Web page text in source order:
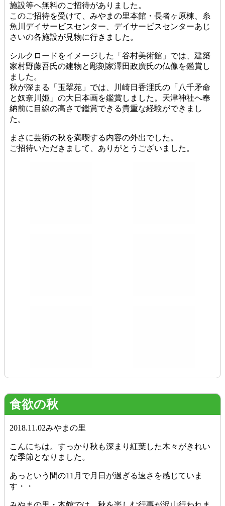
施設等へ無料のご招待がありました。
このご招待を受けて、みやまの里本館・長者ヶ原棟、糸
魚川デイサービスセンター、デイサービスセンターあじ
さいの各施設が見物に行きました。
シルクロードをイメージした「谷村美術館」では、建築
家村野藤吾氏の建物と彫刻家澤田政廣氏の仏像を鑑賞し
ました。
秋が深まる「玉翠苑」では、川崎日香浬氏の「八千矛命
と奴奈川姫」の大日本画を鑑賞しました。天津神社へ奉
納前に目線の高さで鑑賞できる貴重な経験ができまし
た。
まさに芸術の秋を満喫する内容の外出でした。
ご招待いただきまして、ありがとうございました。
食欲の秋
2018.11.02みやまの里
こんにちは。すっかり秋も深まり紅葉した木々がきれい
な季節となりました。
あっという間の11月で月日が過ぎる速さを感じていま
す・・